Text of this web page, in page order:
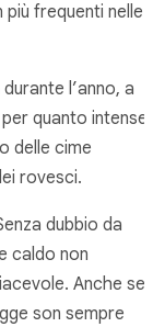
frequenti nelle
l’anno, a
quanto intense,
delle cime
rovesci.
dubbio da
caldo non
Anche se
son sempre